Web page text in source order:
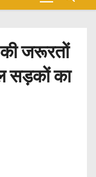
जरूरतों
सड़कों का